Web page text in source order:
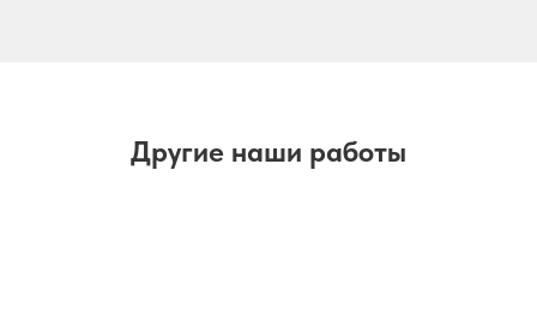
Другие наши работы